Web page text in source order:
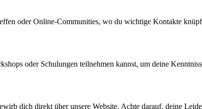
oder Online-Communities, wo du wichtige Kontakte
oder Schulungen teilnehmen kannst, um deine
dich direkt über unsere Website. Achte darauf, deine